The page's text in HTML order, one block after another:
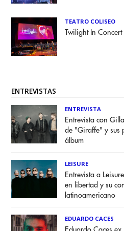
TEATRO COLISEO
Twilight In
ENTREVISTAS
ENTREVISTA
Entrevista con
de "Giraffe" y sus
álbum
LEISURE
Entrevista a
en libertad y su
latinoamericano
EDUARDO CACES